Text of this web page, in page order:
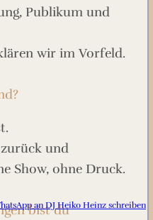
Publikum und
wir im Vorfeld.
und
Show, ohne Druck.
bist du